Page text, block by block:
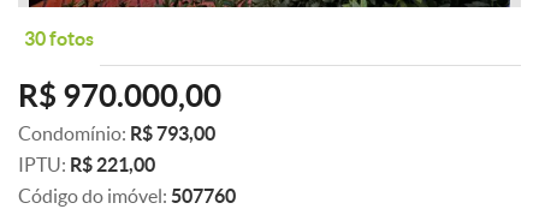
30 fotos
R$ 970.000,00
Condomínio: R$ 793,00
IPTU: R$ 221,00
Código do imóvel: 507760